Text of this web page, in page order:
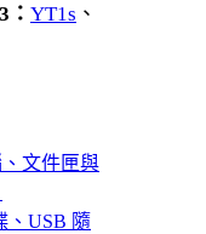
YT1s 、
文件匣與
、USB 隨